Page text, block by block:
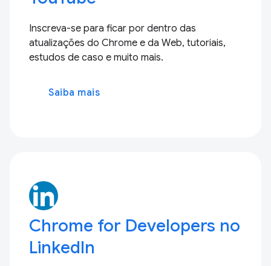
Inscreva-se para ficar por dentro das
atualizações do Chrome e da Web, tutoriais,
estudos de caso e muito mais.
Saiba mais
Chrome for Developers no
LinkedIn